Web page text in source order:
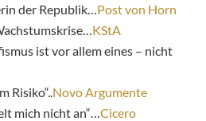
der Republik…Post von Horn
KStA
ist vor allem eines – nicht
Risiko“..Novo Argumente
mich nicht an“…Cicero